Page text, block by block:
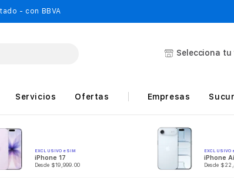
- con BBVA
Selecciona tu
Servicios Ofertas Empresas
EXCLUSIVO eSIM
iPhone 17
Desde $19,999.00
EXCLUSIVO
iPhone
Desde